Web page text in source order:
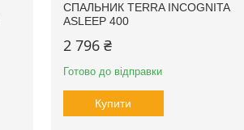
СПАЛЬНИК TERRA INCOGNITA
ASLEEP 400
2 796 ₴
Готово до відправки
Купити